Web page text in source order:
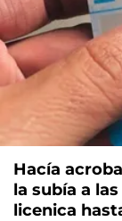
Hacía
la subía a
licenica